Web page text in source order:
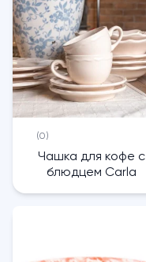
(0)
Чашка для кофе с
блюдцем Carla